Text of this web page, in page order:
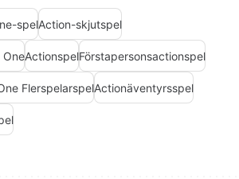
spelAction-skjutspel
OneActionspelFörstapersonsactionspel
FlerspelarspelActionäventyrsspel